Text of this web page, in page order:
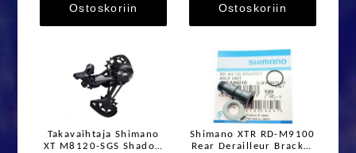
Ostoskoriin Ostoskoriin
Takavaihtaja Shimano
XT M8120-SGS Shadow
Shimano XTR RD-M9100
Rear Derailleur Bracket